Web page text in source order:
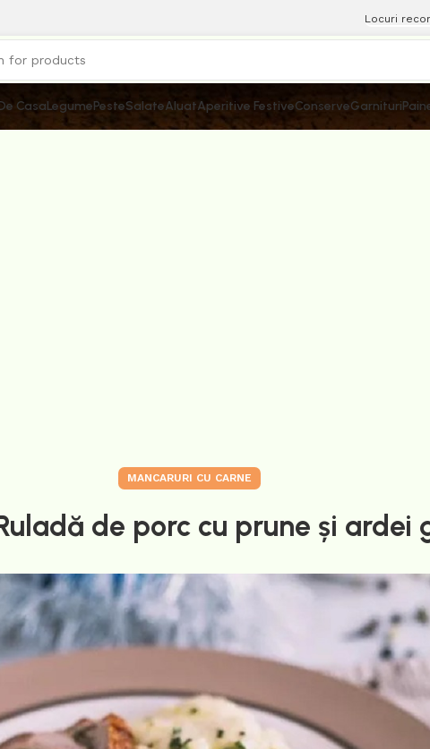
Locuri
CasaLegumePesteSalateAluatAperitive FestiveConserveGarnituri
MANCARURI CU CARNE
de porc cu prune și ardei